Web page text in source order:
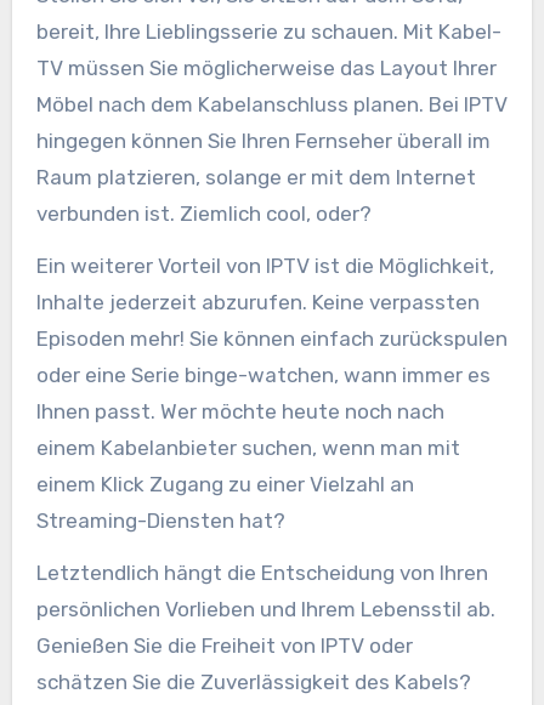
bereit, Ihre Lieblingsserie zu schauen. Mit Kabel-
TV müssen Sie möglicherweise das Layout Ihrer
Möbel nach dem Kabelanschluss planen. Bei IPTV
hingegen können Sie Ihren Fernseher überall im
Raum platzieren, solange er mit dem Internet
verbunden ist. Ziemlich cool, oder?
Ein weiterer Vorteil von IPTV ist die Möglichkeit,
Inhalte jederzeit abzurufen. Keine verpassten
Episoden mehr! Sie können einfach zurückspulen
oder eine Serie binge-watchen, wann immer es
Ihnen passt. Wer möchte heute noch nach
einem Kabelanbieter suchen, wenn man mit
einem Klick Zugang zu einer Vielzahl an
Streaming-Diensten hat?
Letztendlich hängt die Entscheidung von Ihren
persönlichen Vorlieben und Ihrem Lebensstil ab.
Genießen Sie die Freiheit von IPTV oder
schätzen Sie die Zuverlässigkeit des Kabels?